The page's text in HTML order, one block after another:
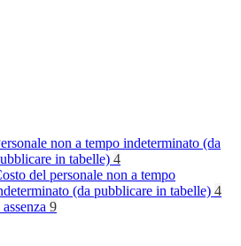
non a tempo indeterminato (da
in tabelle) 4
del personale non a tempo
(da pubblicare in tabelle) 4
9